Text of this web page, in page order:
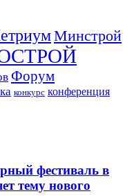
Минстрой
Форум
конкурс конференция
фестиваль в
тему нового